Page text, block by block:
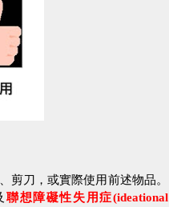
剪刀，或實際使用前述物品。
聯想障礙性失用症(ideational